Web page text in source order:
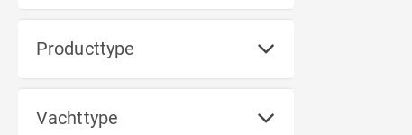
Producttype
Vachttype